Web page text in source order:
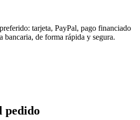
tarjeta, PayPal, pago financiado
bancaria, de forma rápida y segura.
pedido